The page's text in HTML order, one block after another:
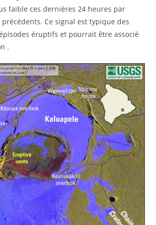
faible ces dernières 24 heures par
Ce signal est typique des
éruptifs et pourrait être associé
.